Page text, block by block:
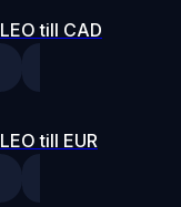
LEO till CAD
LEO till EUR